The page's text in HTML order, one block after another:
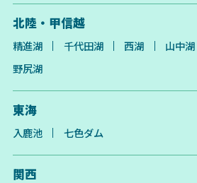
北陸・甲信越
精進湖 千代田湖 西湖 山中湖
野尻湖
東海
入鹿池 七色ダム
関西